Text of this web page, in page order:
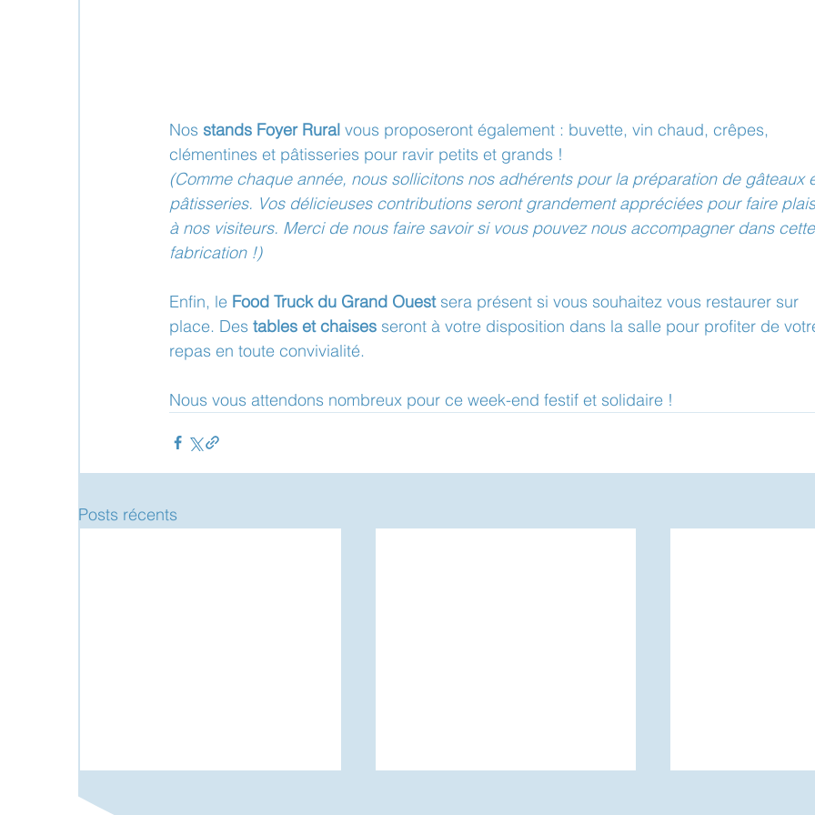
Nos stands Foyer Rural vous proposeront également : buvette, vin chaud, crêpes,
clémentines et pâtisseries pour ravir petits et grands !
(Comme chaque année, nous sollicitons nos adhérents pour la préparation de gâteaux
pâtisseries. Vos délicieuses contributions seront grandement appréciées pour faire
à nos visiteurs. Merci de nous faire savoir si vous pouvez nous accompagner dans cette
fabrication !)
Enfin, le Food Truck du Grand Ouest sera présent si vous souhaitez vous restaurer sur
place. Des tables et chaises seront à votre disposition dans la salle pour profiter de
repas en toute convivialité.
Nous vous attendons nombreux pour ce week-end festif et solidaire !
Posts récents